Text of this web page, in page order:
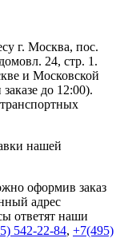
г. Москва, пос.
24, стр. 1.
и Московской
до 12:00).
нашей
оформив заказ
адрес
ответят наши
542-22-84, +7(495)